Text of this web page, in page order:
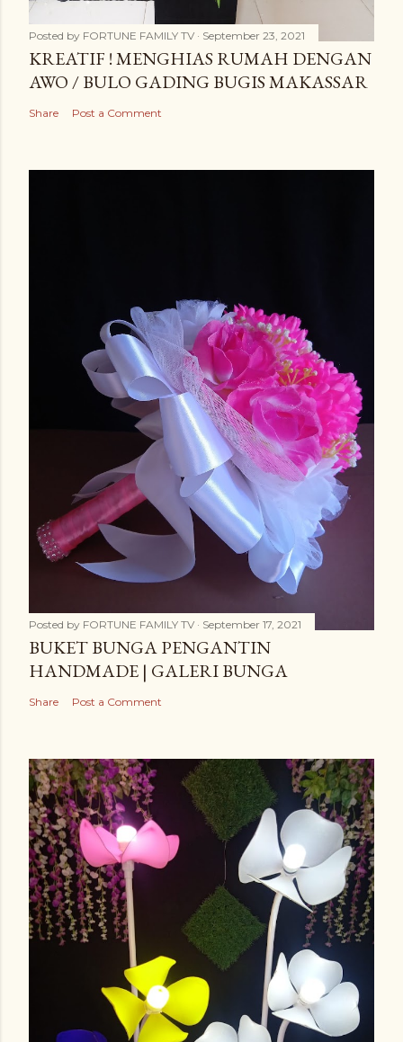
Posted by FORTUNE FAMILY TV September 23, 2021
KREATIF ! MENGHIAS RUMAH DENGAN
AWO / BULO GADING BUGIS MAKASSAR
Share Post a Comment
Posted by FORTUNE FAMILY TV September 17, 2021
BUKET BUNGA PENGANTIN
HANDMADE | GALERI BUNGA
Share Post a Comment